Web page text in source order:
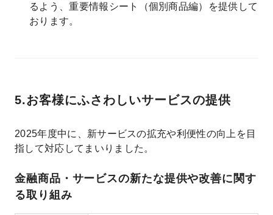
るよう、重要情報シート（個別商品編）を提供して
おります。
5.お客様にふさわしいサービスの提供
2025年度中に、新サービスの拡充や利便性の向上を目
指して対応してまいりました。
金融商品・サービスの新たな提供や改善に関す
る取り組み